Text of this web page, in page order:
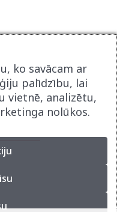
ar Latvijas
par atbalsta procesu
nr 9.2-17-N-
jauna uzņēmuma
. Projekts tika
ietvaros.
ko savācam ar
palīdzību, lai
vietnē, analizētu,
nolūkos.